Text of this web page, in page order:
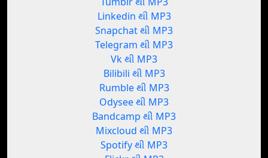
Linkedin થી MP3
Snapchat થી MP3
Telegram થી MP3
Vk થી MP3
Bilibili થી MP3
Rumble થી MP3
Odysee થી MP3
Bandcamp થી MP3
Mixcloud થી MP3
Spotify થી MP3